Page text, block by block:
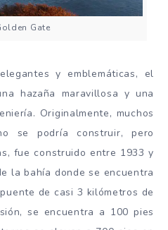
Gate
y emblemáticas, el
hazaña maravillosa y una
Originalmente, muchos
se podría construir, pero
fue construido entre 1933 y
la bahía donde se encuentra
de casi 3 kilómetros de
se encuentra a 100 pies